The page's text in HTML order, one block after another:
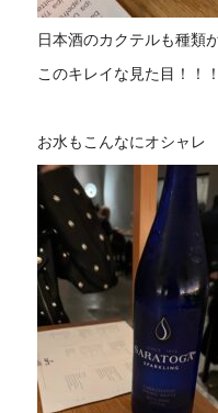
日本酒のカクテルも種類
このキレイな見た目！！
お水もこんなにオシャレ